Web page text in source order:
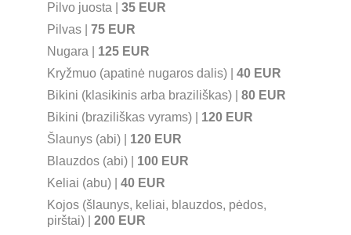
Pilvo juosta | 35 EUR
Pilvas | 75 EUR
Nugara | 125 EUR
Kryžmuo (apatinė nugaros dalis) | 40 EUR
Bikini (klasikinis arba braziliškas) | 80 EUR
Bikini (braziliškas vyrams) | 120 EUR
Šlaunys (abi) | 120 EUR
Blauzdos (abi) | 100 EUR
Keliai (abu) | 40 EUR
Kojos (šlaunys, keliai, blauzdos, pėdos,
pirštai) | 200 EUR